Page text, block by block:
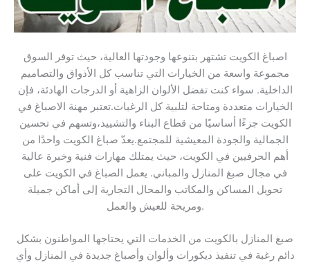
اصباغ الكويت تشتهر بتنوعها وجودتها العالية، حيث توفر السوق
مجموعة واسعة من الخيارات التي تناسب كل الأذواق والتصاميم
الداخلية. سواء كنت تفضل الألوان الزاهية أو الدرجات الهادئة، فإن
الخيارات متعددة ومتاحة لتلبية كل الرغبات.تعتبر مهنة الاصباغ في
الكويت جزءًا أساسيًا من قطاع البناء والتشييد،وتسهم في تحسين
الجمالية والجودة المعيشية للمجتمع.يعدّ صباغ الكويت واحدًا من
أهم الحرفيين في الكويت، حيث يمتلك مهارات فنية وخبرة عالية
في مجال صبغ المنازل والمباني. يعمل الصباغ في الكويت على
تحويل المساكن والمكاتب والمحال التجارية إلى أماكن جميلة
ومريحة للعيش والعمل.
صبغ المنازل بالكويت من الخدمات التي يحتاجها المواطنون بشكل
دائم رغبة في تنفيذ ديكورات وألوان وأصباغ جديدة في المنازل وأي